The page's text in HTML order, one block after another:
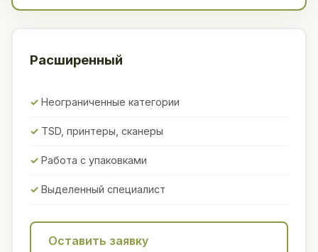
Расширенный
Неограниченные категории
TSD, принтеры, сканеры
Работа с упаковками
Выделенный специалист
Оставить заявку